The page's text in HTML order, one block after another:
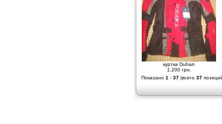
куртка Duhan
1,200 грн.
Показано 1 - 37 (всего 37